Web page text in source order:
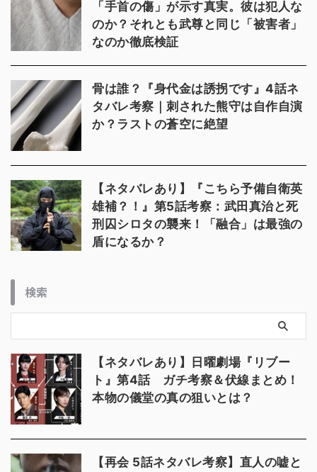
「手首の傷」が示す真実。彼は犯人な
のか？それとも武尊と同じ「被害者」
なのか徹底検証
骨は誰？『身代金は誘拐です』4話ネ
タバレ考察｜刺された熊守は自作自演
か？ラストの蒼空に絶望
【ネタバレあり】『こちら予備自衛英
雄補？！』第5話考察：武田真治と死
刑囚シロタの襲来！「融合」は最強の
盾になるか？
検索
【ネタバレあり】日曜劇場『リブー
ト』第4話 ガチ考察＆伏線まとめ！
本物の儀堂の真の狙いとは？
【再会 5話ネタバレ考察】直人の嘘と